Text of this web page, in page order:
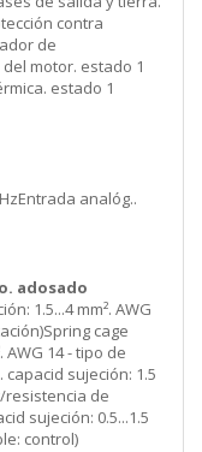
contra
de
motor. estado 1
estado 1
analóg..
adosado
1.5...4 mm². AWG
cage
14 - tipo de
capacid sujeción: 1.5
resistencia de
sujeción: 0.5...1.5
control)